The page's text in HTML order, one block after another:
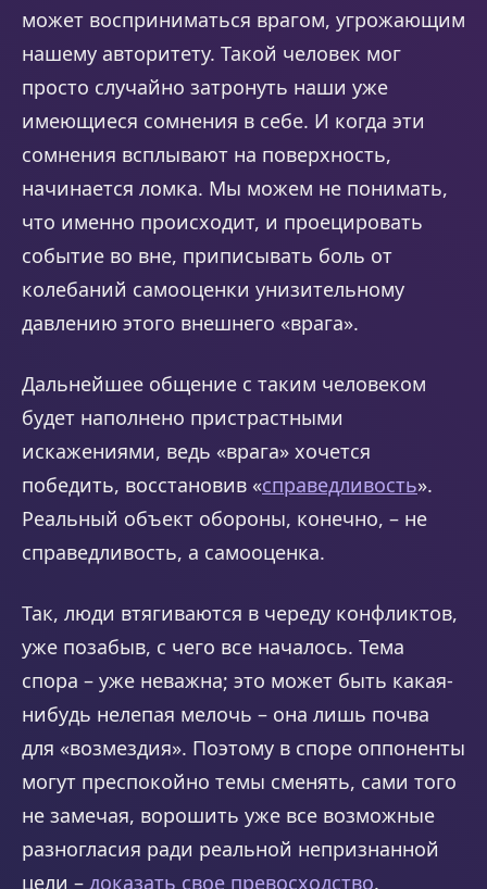
может восприниматься врагом, угрожающим
нашему авторитету. Такой человек мог
просто случайно затронуть наши уже
имеющиеся сомнения в себе. И когда эти
сомнения всплывают на поверхность,
начинается ломка. Мы можем не понимать,
что именно происходит, и проецировать
событие во вне, приписывать боль от
колебаний самооценки унизительному
давлению этого внешнего «врага».
Дальнейшее общение с таким человеком
будет наполнено пристрастными
искажениями, ведь «врага» хочется
победить, восстановив «справедливость».
Реальный объект обороны, конечно, – не
справедливость, а самооценка.
Так, люди втягиваются в череду конфликтов,
уже позабыв, с чего все началось. Тема
спора – уже неважна; это может быть какая-
нибудь нелепая мелочь – она лишь почва
для «возмездия». Поэтому в споре оппоненты
могут преспокойно темы сменять, сами того
не замечая, ворошить уже все возможные
разногласия ради реальной непризнанной
цели – доказать свое превосходство.